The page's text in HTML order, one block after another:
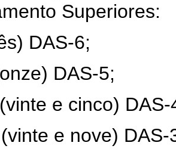
Superiores:
DAS-6;
DAS-5;
e cinco) DAS-
e nove) DAS-